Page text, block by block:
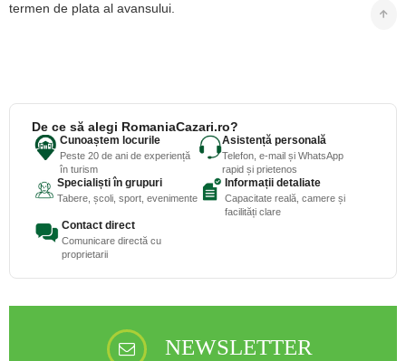
termen de plata al avansului.
De ce să alegi RomaniaCazari.ro?
Cunoaștem locurile
Peste 20 de ani de experiență
în turism
Asistență personală
Telefon, e-mail și WhatsApp
rapid și prietenos
Specialiști în grupuri
Tabere, școli, sport, evenimente
Informații detaliate
Capacitate reală, camere și
facilități clare
Contact direct
Comunicare directă cu
proprietarii
NEWSLETTER